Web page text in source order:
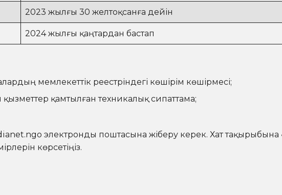
2023 жылғы 30 желтоқсанға дейін
2024 жылғы қаңтардан бастап
мемлекеттік реестріндегі көшірім көшірмесі;
қамтылған техникалық сипаттама;
электронды поштасына жіберу керек. Хат тақырыбына
көрсетіңіз.